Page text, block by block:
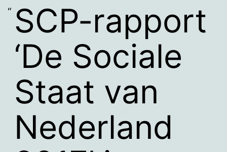
SCP-rapport
‘De Sociale
Staat van
Nederland